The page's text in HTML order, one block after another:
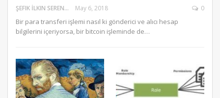
ŞEFIK İLKIN SERENGIL May 6, 2018 0
Bir para transferi işlemi nasıl ki gönderici ve alıcı hesap
bilgilerini içeriyorsa, bir bitcoin işleminde de…